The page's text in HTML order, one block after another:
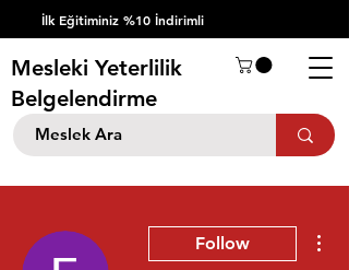
İlk Eğitiminiz %10 İndirimli
Mesleki Yeterlilik
Belgelendirme
Follow